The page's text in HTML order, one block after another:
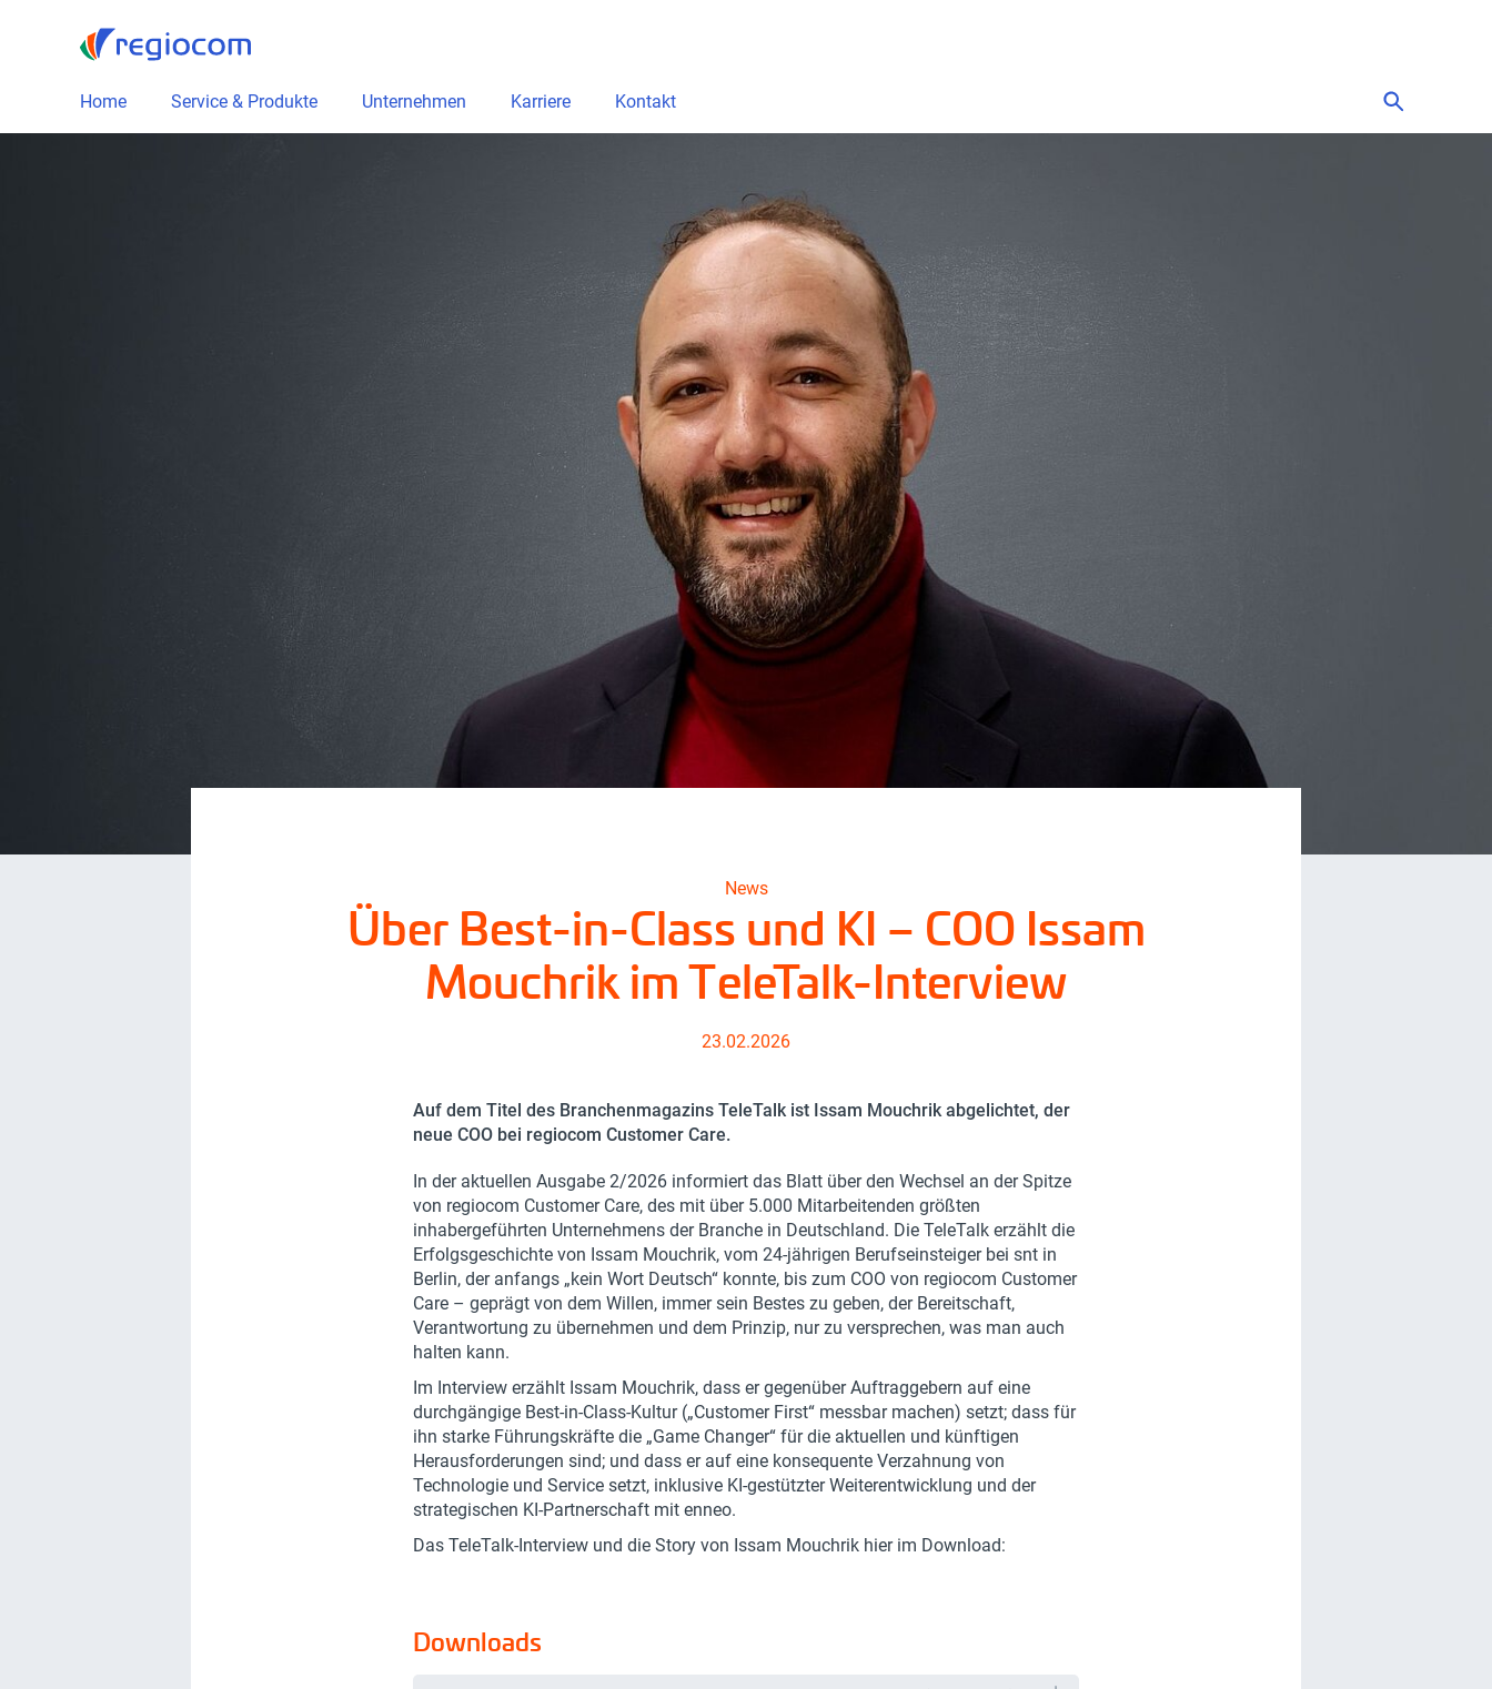
Home Service & Produkte Unternehmen Karriere Kontakt
News
Über Best-in-Class und KI – COO Issam
Mouchrik im TeleTalk-Interview
23.02.2026
Auf dem Titel des Branchenmagazins TeleTalk ist Issam Mouchrik abgelichtet, der
neue COO bei regiocom Customer Care.
In der aktuellen Ausgabe 2/2026 informiert das Blatt über den Wechsel an der Spitze
von regiocom Customer Care, des mit über 5.000 Mitarbeitenden größten
inhabergeführten Unternehmens der Branche in Deutschland. Die TeleTalk erzählt die
Erfolgsgeschichte von Issam Mouchrik, vom 24-jährigen Berufseinsteiger bei snt in
Berlin, der anfangs „kein Wort Deutsch“ konnte, bis zum COO von regiocom Customer
Care – geprägt von dem Willen, immer sein Bestes zu geben, der Bereitschaft,
Verantwortung zu übernehmen und dem Prinzip, nur zu versprechen, was man auch
halten kann.
Im Interview erzählt Issam Mouchrik, dass er gegenüber Auftraggebern auf eine
durchgängige Best-in-Class-Kultur („Customer First“ messbar machen) setzt; dass für
ihn starke Führungskräfte die „Game Changer“ für die aktuellen und künftigen
Herausforderungen sind; und dass er auf eine konsequente Verzahnung von
Technologie und Service setzt, inklusive KI-gestützter Weiterentwicklung und der
strategischen KI-Partnerschaft mit enneo.
Das TeleTalk-Interview und die Story von Issam Mouchrik hier im Download:
Downloads